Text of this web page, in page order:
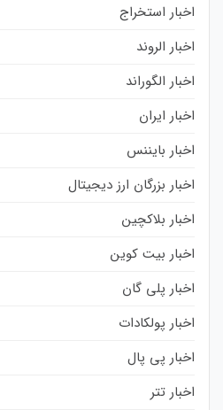
اخبار استخراج
اخبار الروند
اخبار الگوراند
اخبار ایران
اخبار بایننس
اخبار بزرگان ارز دیجیتال
اخبار بلاکچین
اخبار بیت کوین
اخبار پلی گان
اخبار پولکادات
اخبار پی پال
اخبار تتر